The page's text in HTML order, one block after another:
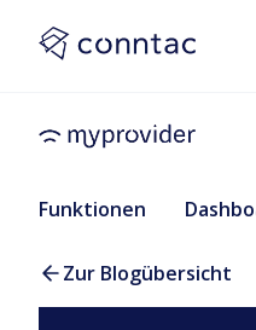
Funktionen
Zur Blogübersicht